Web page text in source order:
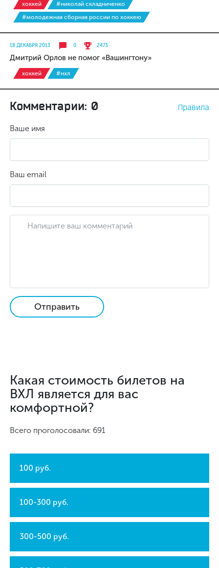
хоккей
#николай складниченко
#молодежная сборная россии по хоккею
18 ДЕКАБРЯ 2013 0 2473
Дмитрий Орлов не помог «Вашингтону»
хоккей #нхл
Комментарии: 0 Правила
Ваше имя
Ваш email
Отправить
Какая стоимость билетов на
ВХЛ является для вас
комфортной?
Всего проголосовали: 691
100 руб.
100-300 руб.
300-500 руб.